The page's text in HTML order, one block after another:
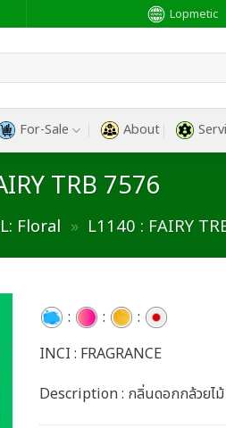
Lopmetic
For-Sale About
TRB 7576
Floral » L1140 : FAIRY
: :
:
INCI : FRAGRANCE
Description : กลิ่นดอกกล้วยไม้